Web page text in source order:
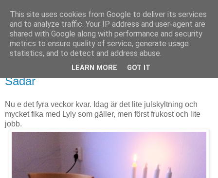
Björn Fritz
vad än som faller mig in
söndag, november 27, 2011
Sådär
Nu e det fyra veckor kvar. Idag är det lite julskyltning och
mycket fika med Lyly som gäller, men först frukost och lite
jobb.
This site uses cookies from Google to deliver its services
and to analyze traffic. Your IP address and user-agent are
shared with Google along with performance and security
metrics to ensure quality of service, generate usage
statistics, and to detect and address abuse.
LEARN MORE GOT IT